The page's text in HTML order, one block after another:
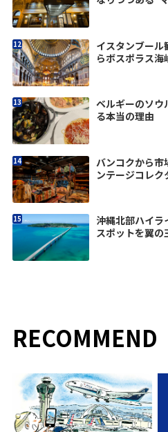
イスタンブー
らボスポラス
ベルギーのソ
る本当の理由
バンコクから
ンテージコレ
沖縄北部ハイ
スポットを翼の
RECOMMEND